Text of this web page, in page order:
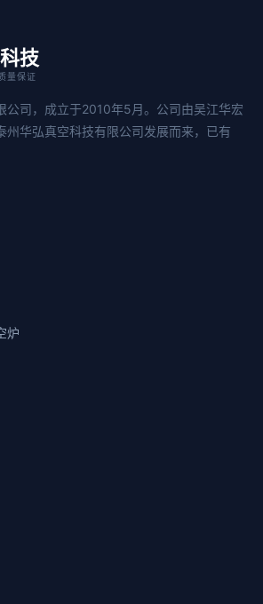
技
量保证
公司，成立于2010年5月。公司由吴江华宏
州华弘真空科技有限公司发展而来，已有
炉